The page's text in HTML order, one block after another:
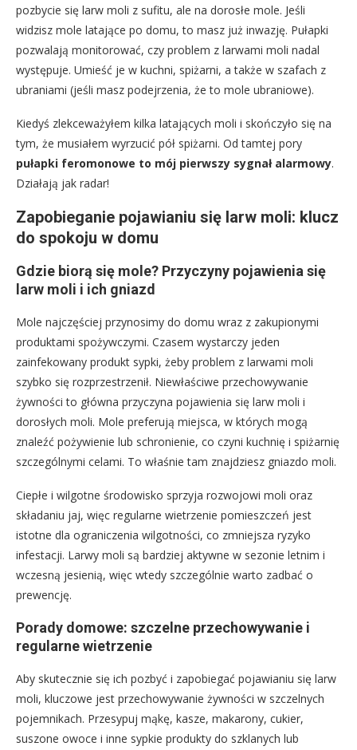
pozbycie się larw moli z sufitu, ale na dorosłe mole. Jeśli
widzisz mole latające po domu, to masz już inwazję. Pułapki
pozwalają monitorować, czy problem z larwami moli nadal
występuje. Umieść je w kuchni, spiżarni, a także w szafach z
ubraniami (jeśli masz podejrzenia, że to mole ubraniowe).
Kiedyś zlekceważyłem kilka latających moli i skończyło się na
tym, że musiałem wyrzucić pół spiżarni. Od tamtej pory
pułapki feromonowe to mój pierwszy sygnał alarmowy.
Działają jak radar!
Zapobieganie pojawianiu się larw moli: klucz
do spokoju w domu
Gdzie biorą się mole? Przyczyny pojawienia się
larw moli i ich gniazd
Mole najczęściej przynosimy do domu wraz z zakupionymi
produktami spożywczymi. Czasem wystarczy jeden
zainfekowany produkt sypki, żeby problem z larwami moli
szybko się rozprzestrzenił. Niewłaściwe przechowywanie
żywności to główna przyczyna pojawienia się larw moli i
dorosłych moli. Mole preferują miejsca, w których mogą
znaleźć pożywienie lub schronienie, co czyni kuchnię i spiżarnię
szczególnymi celami. To właśnie tam znajdziesz gniazdo moli.
Ciepłe i wilgotne środowisko sprzyja rozwojowi moli oraz
składaniu jaj, więc regularne wietrzenie pomieszczeń jest
istotne dla ograniczenia wilgotności, co zmniejsza ryzyko
infestacji. Larwy moli są bardziej aktywne w sezonie letnim i
wczesną jesienią, więc wtedy szczególnie warto zadbać o
prewencję.
Porady domowe: szczelne przechowywanie i
regularne wietrzenie
Aby skutecznie się ich pozbyć i zapobiegać pojawianiu się larw
moli, kluczowe jest przechowywanie żywności w szczelnych
pojemnikach. Przesypuj mąkę, kasze, makarony, cukier,
suszone owoce i inne sypkie produkty do szklanych lub